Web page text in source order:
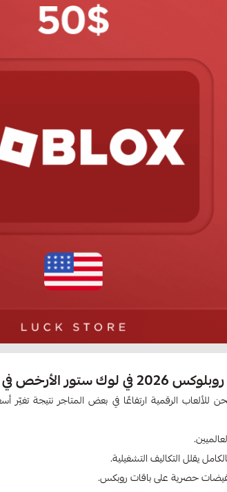
في السوق السعودي؟
الشحن للألعاب الرقمية ارتفاعًا في بعض المتاجر
يقلل التكاليف التشغيلية.
حصرية على باقات روبكس.